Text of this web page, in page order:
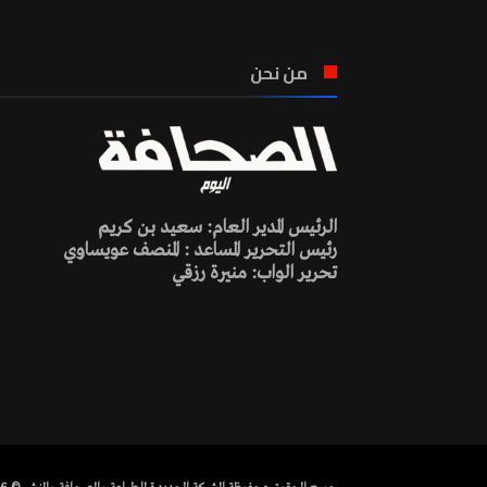
من نحن
الرئيس المدير العام: سعيد بن كريم
رئيس التحرير المساعد : المنصف عويساوي
تحرير الواب: منيرة رزقي